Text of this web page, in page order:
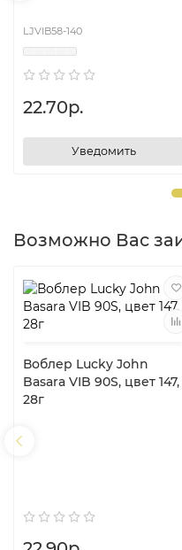
LJVIB58-140
22.70р.
Уведомить
Возможно Вас
Воблер Lucky John
Basara VIB 90S, цвет 147,
28г